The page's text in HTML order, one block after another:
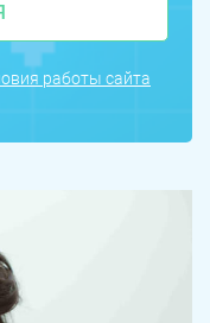
работы сайта